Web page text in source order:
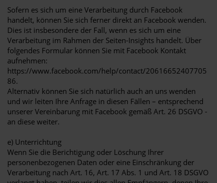
Sofern es sich um eine Verarbeitung durch Facebook
handelt, können Sie sich ferner direkt an Facebook wenden.
Dies ist insbesondere der Fall, wenn es sich um eine
Verarbeitung im Rahmen der Seiten-Insights handelt. Über
folgendes Formular können Sie mit Facebook Kontakt
aufnehmen:
https://www.facebook.com/help/contact/20616652407705
86.
Alternativ können Sie sich natürlich auch an uns wenden
und wir leiten Ihre Anfrage in diesen Fällen – entsprechend
unserer Vereinbarung mit Facebook gemäß Art. 26 DSGVO -
an diese weiter.
e) Unterrichtung
Wenn Sie die Berichtigung oder Löschung Ihrer
personenbezogenen Daten oder eine Einschränkung der
Verarbeitung nach Art. 16, Art. 17 Abs. 1 und Art. 18 DSGVO